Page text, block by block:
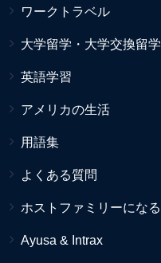
ワークトラベル
大学留学・大学交換留学
英語学習
アメリカの生活
用語集
よくある質問
ホストファミリーになる
Ayusa & Intrax